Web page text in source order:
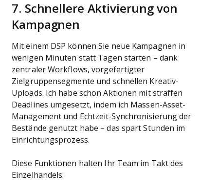
7. Schnellere Aktivierung von
Kampagnen
Mit einem DSP können Sie neue Kampagnen in
wenigen Minuten statt Tagen starten – dank
zentraler Workflows, vorgefertigter
Zielgruppensegmente und schnellen Kreativ-
Uploads. Ich habe schon Aktionen mit straffen
Deadlines umgesetzt, indem ich Massen-Asset-
Management und Echtzeit-Synchronisierung der
Bestände genutzt habe – das spart Stunden im
Einrichtungsprozess.
Diese Funktionen halten Ihr Team im Takt des
Einzelhandels: